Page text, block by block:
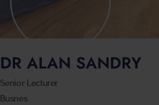
DR ALAN SANDRY
Senior Lecturer
Busnes